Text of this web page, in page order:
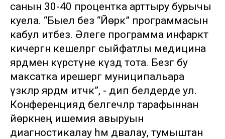
санын 30-40 процентка арттыру бурычы
куела. “Быел без “Йөрәк” программасын
кабул итәбез. Әлеге программа инфаркт
кичергән кешеләргә сыйфатлы медицина
ярдәмен күрсәтүне күздә тота. Безгә бу
максатка ирешергә муниципальара
үзәкләр ярдәм итәчәк”, - дип белдерде ул.
Конференциядә белгечләр тарафыннан
йөрәкнең ишемия авыруын
диагностикалау һәм дәвалау, тумыштан